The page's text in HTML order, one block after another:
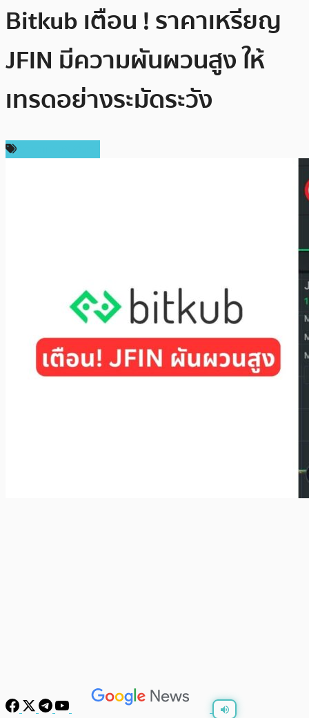
Bitkub เตือน ! ราคาเหรียญ​
JFIN มีความผันผวนสูง ให้
เทรดอย่างระมัดระวัง